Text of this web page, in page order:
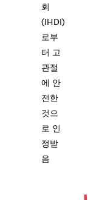
회
(IHDI)
로부
터 고
관절
에 안
전한
것으
로 인
정받
음